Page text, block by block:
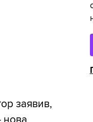
заявив,